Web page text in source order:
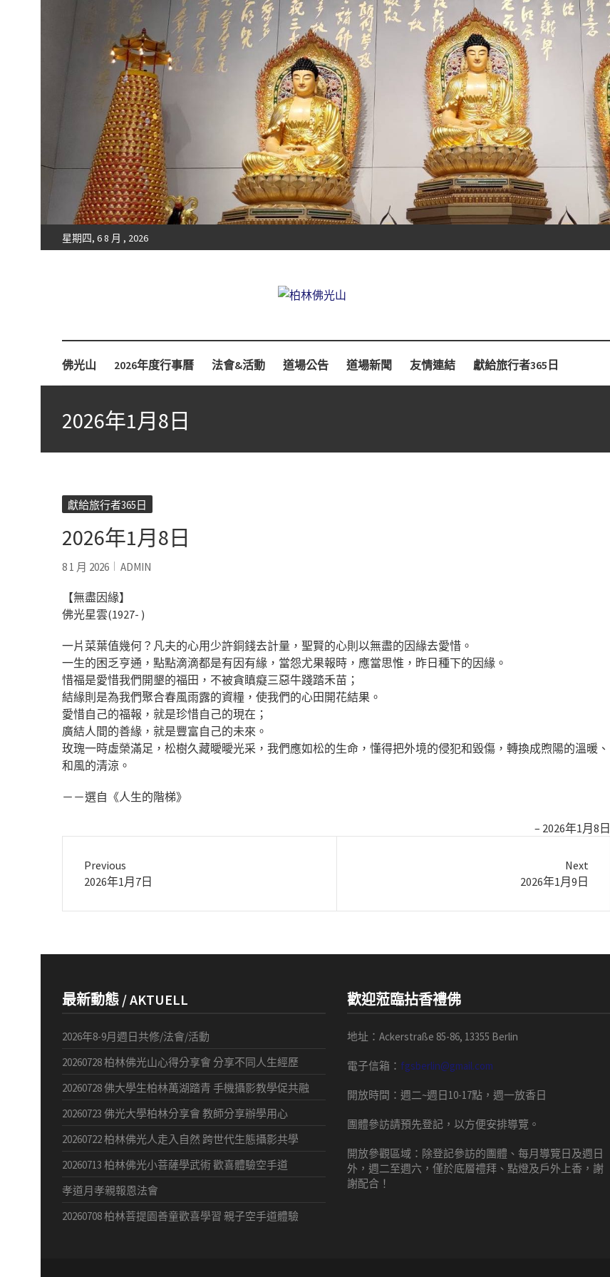
星期四, 6 8 月 , 2026
佛光山 2026年度行事曆 法會&活動 道場公告 道場新聞 友情連結 獻給旅行者365日
2026年1月8日
獻給旅行者365日
2026年1月8日
8 1 月 2026 ADMIN
【無盡因緣】
佛光星雲(1927- )
一片菜葉值幾何？凡夫的心用少許銅錢去計量，聖賢的心則以無盡的因緣去愛惜。
一生的困乏亨通，點點滴滴都是有因有緣，當怨尤果報時，應當思惟，昨日種下的因緣。
惜福是愛惜我們開墾的福田，不被貪瞋癡三惡牛踐踏禾苗；
結緣則是為我們聚合春風雨露的資糧，使我們的心田開花結果。
愛惜自己的福報，就是珍惜自己的現在；
廣結人間的善緣，就是豐富自己的未來。
玫瑰一時虛榮滿足，松樹久藏曖曖光采，我們應如松的生命，懂得把外境的侵犯和毀傷，轉換成煦陽的溫暖、
和風的清涼。
－－選自《人生的階梯》
2026年1月8日
Previous
Previous
2026年1月7日
Next
2026年1月9日
最新動態 / AKTUELL
2026年8-9月週日共修/法會/活動
20260728 柏林佛光山心得分享會 分享不同人生經歷
20260728 佛大學生柏林萬湖踏青 手機攝影教學促共融
20260723 佛光大學柏林分享會 教師分享辦學用心
20260722 柏林佛光人走入自然 跨世代生態攝影共學
20260713 柏林佛光小菩薩學武術 歡喜體驗空手道
孝道月孝親報恩法會
20260708 柏林菩提園善童歡喜學習 親子空手道體驗
歡迎蒞臨拈香禮佛
地址：Ackerstraße 85-86, 13355 Berlin
電子信箱： fgsberlin@gmail.com
開放時間 ： 週二~週日10-17點， 週一放香日
團體參訪請預先登記，以方便安排導覽 。
開放參觀區域： 除登記參訪的團體、每月導覽日及週日
外，週二至週六，僅於底層禮拜、點燈及戶外上香，謝
謝配合！